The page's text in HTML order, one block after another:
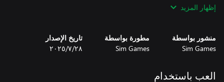
exciting. No repetitive gameplay here — every fight is a new
With authentic sound effects and lifelike physics, every punch,
right in the center of the octagon, delivering nonstop adrenaline
إظهار المزيد
منشور بواسطة
Sim Games
مطورة بواسطة
Sim Games
تاريخ الإصدار
٢٨‏/٧‏/٢٠٢٥
العب باستخدام